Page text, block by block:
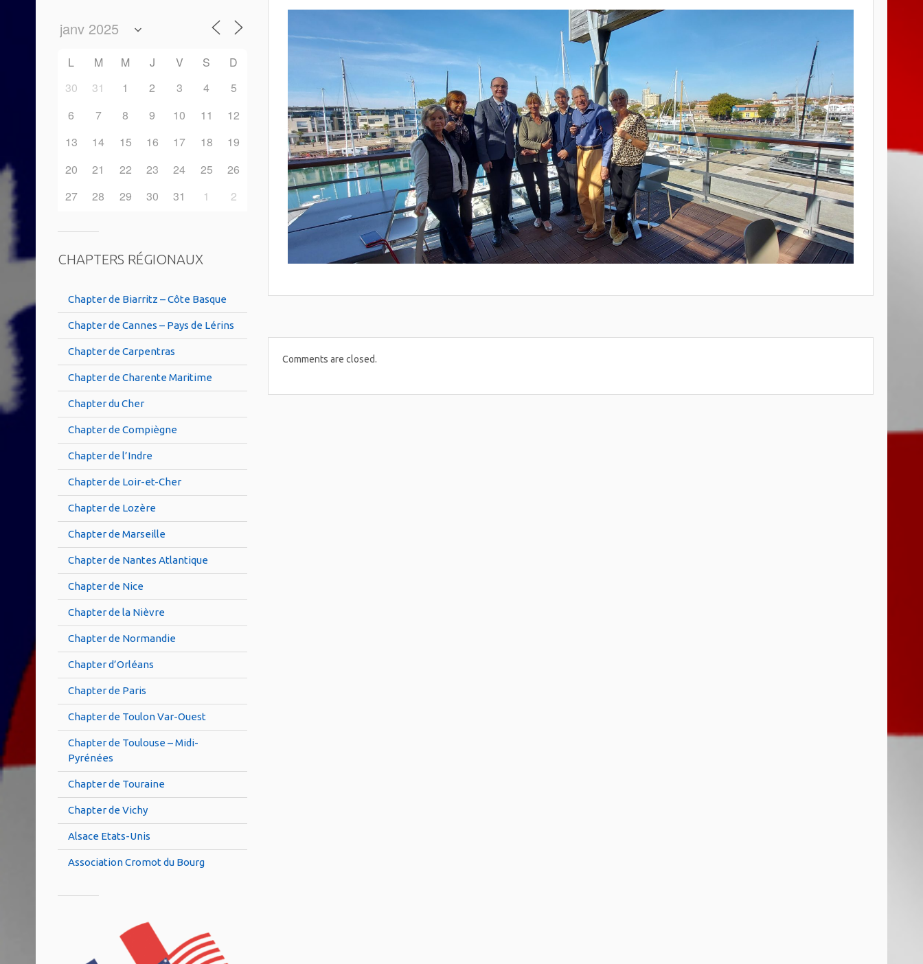
Comments are closed.
L M M J V S
D
30
31 1 2 3 4
5
6
7 8 9 10 11
12
13
14 15 16 17 18
19
20
21 22 23 24 25
26
27
28 29 30 31 1 2
CHAPTERS RÉGIONAUX
Chapter de Biarritz – Côte Basque
Chapter de Cannes – Pays de Lérins
Chapter de Carpentras
Chapter de Charente Maritime
Chapter du Cher
Chapter de Compiègne
Chapter de l’Indre
Chapter de Loir-et-Cher
Chapter de Lozère
Chapter de Marseille
Chapter de Nantes Atlantique
Chapter de Nice
Chapter de la Nièvre
Chapter de Normandie
Chapter d’Orléans
Chapter de Paris
Chapter de Toulon Var-Ouest
Chapter de Toulouse – Midi-
Pyrénées
Chapter de Touraine
Chapter de Vichy
Alsace Etats-Unis
Association Cromot du Bourg